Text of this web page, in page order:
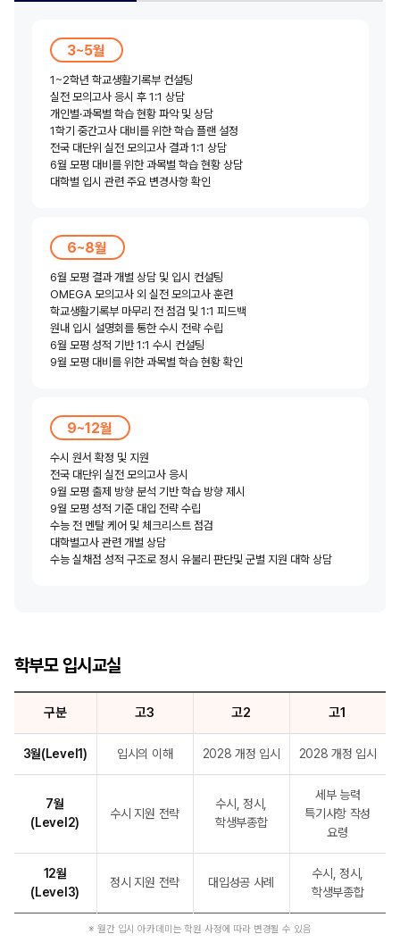
3~5월
1~2학년 학교생활기록부 컨설팅
실전 모의고사 응시 후 1:1 상담
개인별·과목별 학습 현황 파악 및 상담
1학기 중간고사 대비를 위한 학습 플랜 설정
전국 대단위 실전 모의고사 결과 1:1 상담
6월 모평 대비를 위한 과목별 학습 현황 상담
대학별 입시 관련 주요 변경사항 확인
6~8월
6월 모평 결과 개별 상담 및 입시 컨설팅
OMEGA 모의고사 외 실전 모의고사 훈련
학교생활기록부 마무리 전 점검 및 1:1 피드백
원내 입시 설명회를 통한 수시 전략 수립
6월 모평 성적 기반 1:1 수시 컨설팅
9월 모평 대비를 위한 과목별 학습 현황 확인
9~12월
수시 원서 확정 및 지원
전국 대단위 실전 모의고사 응시
9월 모평 출제 방향 분석 기반 학습 방향 제시
9월 모평 성적 기준 대입 전략 수립
수능 전 멘탈 케어 및 체크리스트 점검
대학별고사 관련 개별 상담
수능 실채점 성적 구조로 정시 유불리 판단및 군별 지원 대학 상담
학부모 입시교실
구분 고3 고2 고1
3월(Level1) 입시의 이해 2028 개정 입시 2028 개정 입시
7월
(Level2)
수시 지원 전략
수시, 정시,
학생부종합
세부 능력
특기사항 작성
요령
12월
(Level3)
정시 지원 전략 대입성공 사례
수시, 정시,
학생부종합
※ 월간 입시 아카데미는 학원 사정에 따라 변경될 수 있음